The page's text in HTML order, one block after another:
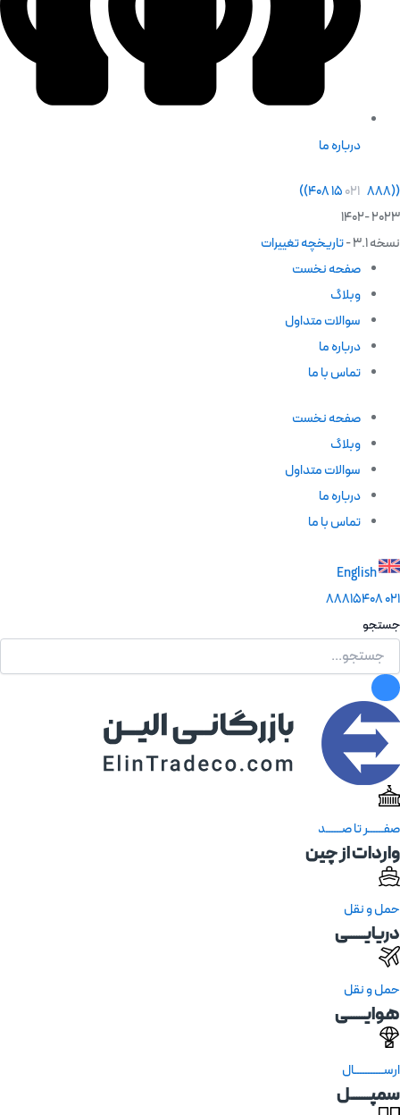
درباره ما
(
( ۰۲۱ ۸۸۸ ۱۵ ۴۰۸ )
)
2023 -1402
نسخه 3.1 -
تاریخچه تغییرات
صفحه نخست
وبلاگ
سوالات متداول
درباره ما
تماس با ما
صفحه نخست
وبلاگ
سوالات متداول
درباره ما
تماس با ما
English
021
88815408
جستجو
صفــــــر تا صــــــد
واردات از چین
حمل و نقل
دریایــــــی
حمل و نقل
هوایــــــی
ارســـــــــــال
سمپـــــــل